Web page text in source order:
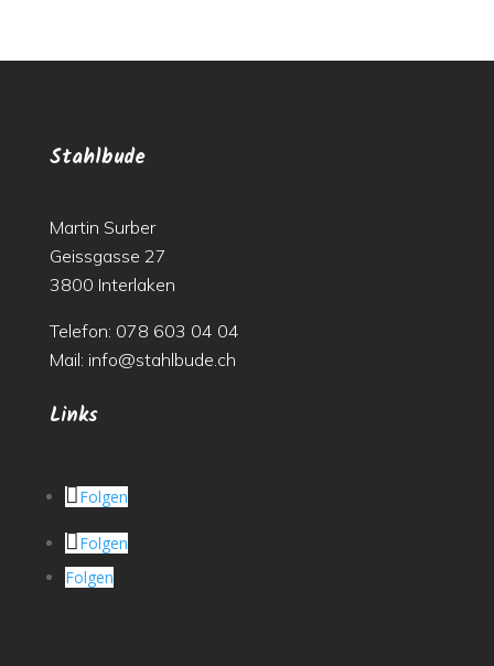
Stahlbude
Martin Surber
Geissgasse 27
3800 Interlaken
Telefon: 078 603 04 04
Mail: info@stahlbude.ch
Links
Folgen
Folgen
Folgen